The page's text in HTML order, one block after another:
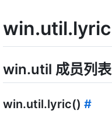
win.util.lyric
win.util 成员列表
win.util.lyric() #